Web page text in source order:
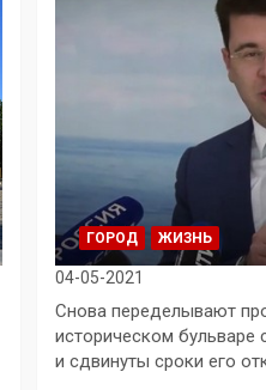
ГОРОД ЖИЗНЬ
04-05-2021
Снова переделывают
историческом бульваре
и сдвинуты сроки его